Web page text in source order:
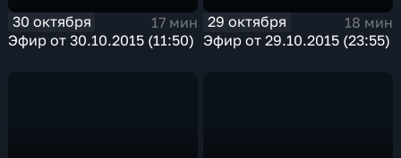
30 октября
17 мин
Эфир от 30.10.2015 (11:50)
29 октября
18 мин
Эфир от 29.10.2015 (23:55)